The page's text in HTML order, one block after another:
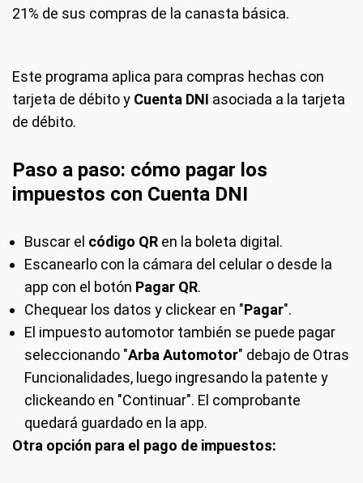
21% de sus compras de la canasta básica.
Este programa aplica para compras hechas con
tarjeta de débito y Cuenta DNI asociada a la tarjeta
de débito.
Paso a paso: cómo pagar los
impuestos con Cuenta DNI
Buscar el código QR en la boleta digital.
Escanearlo con la cámara del celular o desde la
app con el botón Pagar QR.
Chequear los datos y clickear en "Pagar".
El impuesto automotor también se puede pagar
seleccionando "Arba Automotor" debajo de Otras
Funcionalidades, luego ingresando la patente y
clickeando en "Continuar". El comprobante
quedará guardado en la app.
Otra opción para el pago de impuestos: